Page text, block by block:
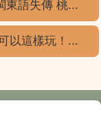
東語失傳 桃...
以這樣玩！...